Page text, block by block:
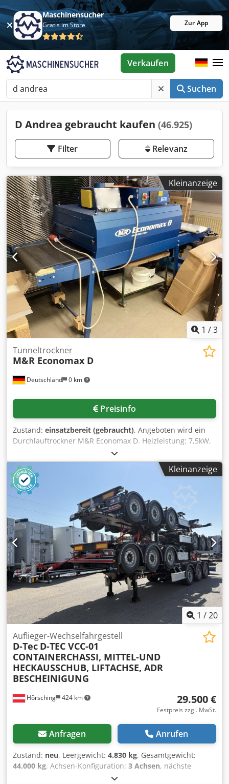
Maschinensucher
Gratis im Store Zur App
Suchen
Verkaufen
D Andrea gebraucht kaufen (46.925)
Filter Relevanz
Kleinanzeige
1 /3
Deutschland 0 km
Tunneltrockner
M&R Economax D
Preisinfo
Zustand: einsatzbereit (gebraucht), Angeboten wird ein
Durchlauftrockner M&R Economax D. Heizleistung: 7,5kW,
Bandbreite: 610mm, Heizkammerlänge: 1140mm.
Abmessungen X/Y/Z: ca. 2400mm/840mm/1350mm,
Gewicht: ca. 227kg. Eine Besichtigung ist nach Absprache
möglich. Dsdpfx Aezta E Dodzock
Kleinanzeige
1 /20
Hörsching 424 km
Auflieger-Wechselfahrgestell
D-Tec D-TEC VCC-01
CONTAINERCHASSI, MITTEL-UND
HECKAUSSCHUB, LIFTACHSE, ADR
BESCHEINIGUNG
29.500 €
Festpreis zzgl. MwSt.
Anfragen Anrufen
Zustand: neu, Leergewicht: 4.830 kg, Gesamtgewicht:
44.000 kg, Achsen-Konfiguration: 3 Achsen, nächste
, Federung: